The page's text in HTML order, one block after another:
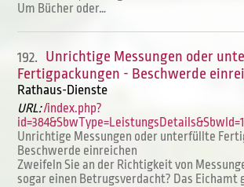
Um Bücher oder…
192. Unrichtige Messungen oder
Fertigpackungen - Beschwerde
Rathaus-Dienste
URL:/index.php?
Unrichtige Messungen oder unterfüllte
Beschwerde einreichen
Zweifeln Sie an der Richtigkeit von
sogar einen Betrugsverdacht? Das Eichamt